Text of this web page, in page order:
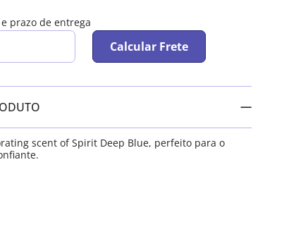
prazo de entrega
Calcular Frete
scent of Spirit Deep Blue, perfeito para o